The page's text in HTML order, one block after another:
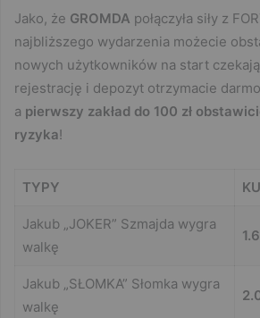
Jako, że GROMDA połączyła siły z
najbliższego wydarzenia możecie
nowych użytkowników na start
rejestrację i depozyt otrzymacie
a pierwszy zakład do 100 zł
ryzyka!
TYPY
Jakub „JOKER” Szmajda wygra
walkę
Jakub „SŁOMKA” Słomka wygra
walkę